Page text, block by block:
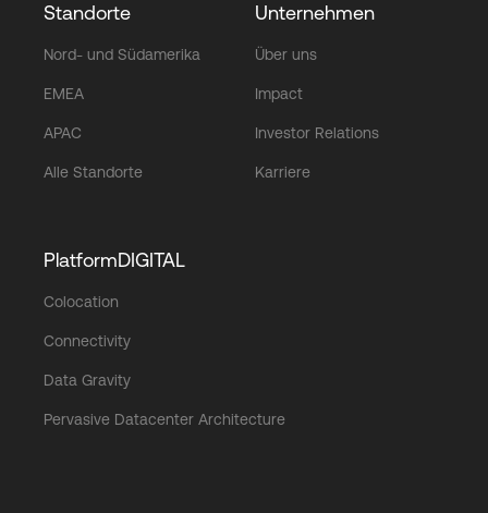
Standorte
Nord- und Südamerika
EMEA
APAC
Alle Standorte
Unternehmen
Über uns
Impact
Investor Relations
Karriere
PlatformDIGITAL
Colocation
Connectivity
Data Gravity
Pervasive Datacenter Architecture